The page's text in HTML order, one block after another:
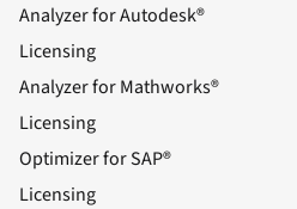
Analyzer for Autodesk®
Licensing
Analyzer for Mathworks®
Licensing
Optimizer for SAP®
Licensing